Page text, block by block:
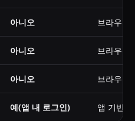
아니오 브라우저
아니오 브라우저
아니오 브라우저
예(앱 내 로그인) 앱 기반